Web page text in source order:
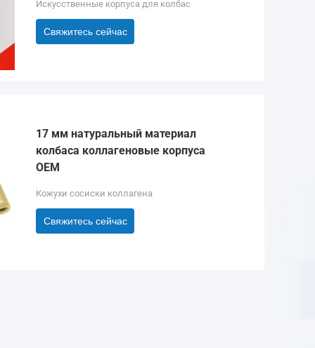
колбасы
Искусственные корпуса для колбас
Свяжитесь сейчас
17 мм натуральный материал
колбаса коллагеновые корпуса
OEM
Кожухи сосиски коллагена
Свяжитесь сейчас